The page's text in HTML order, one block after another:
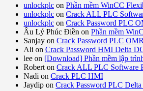
unlockplc on Phần mềm WinCC
unlockplc on Crack ALL PLC
unlockplc on Crack Password PLC
Âu Lý Phúc Điền on Phần mềm
Sanjay on Crack Password PLC
Ali on Crack Password HMI Delta
lee on [Download] Phần mềm lập
Robert on Crack ALL PLC Software
Nadi on Crack PLC HMI
Jaydip on Crack Password PLC